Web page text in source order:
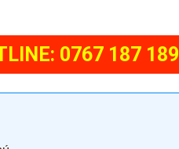
0767 187 189